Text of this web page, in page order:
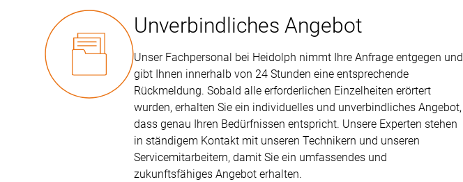
Unverbindliches Angebot
Unser Fachpersonal bei Heidolph nimmt Ihre Anfrage entgegen und
gibt Ihnen innerhalb von 24 Stunden eine entsprechende
Rückmeldung. Sobald alle erforderlichen Einzelheiten erörtert
wurden, erhalten Sie ein individuelles und unverbindliches Angebot,
dass genau Ihren Bedürfnissen entspricht. Unsere Experten stehen
in ständigem Kontakt mit unseren Technikern und unseren
Servicemitarbeitern, damit Sie ein umfassendes und
zukunftsfähiges Angebot erhalten.